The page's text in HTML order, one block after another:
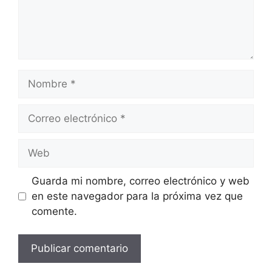
Guarda mi nombre, correo electrónico y web
en este navegador para la próxima vez que
comente.